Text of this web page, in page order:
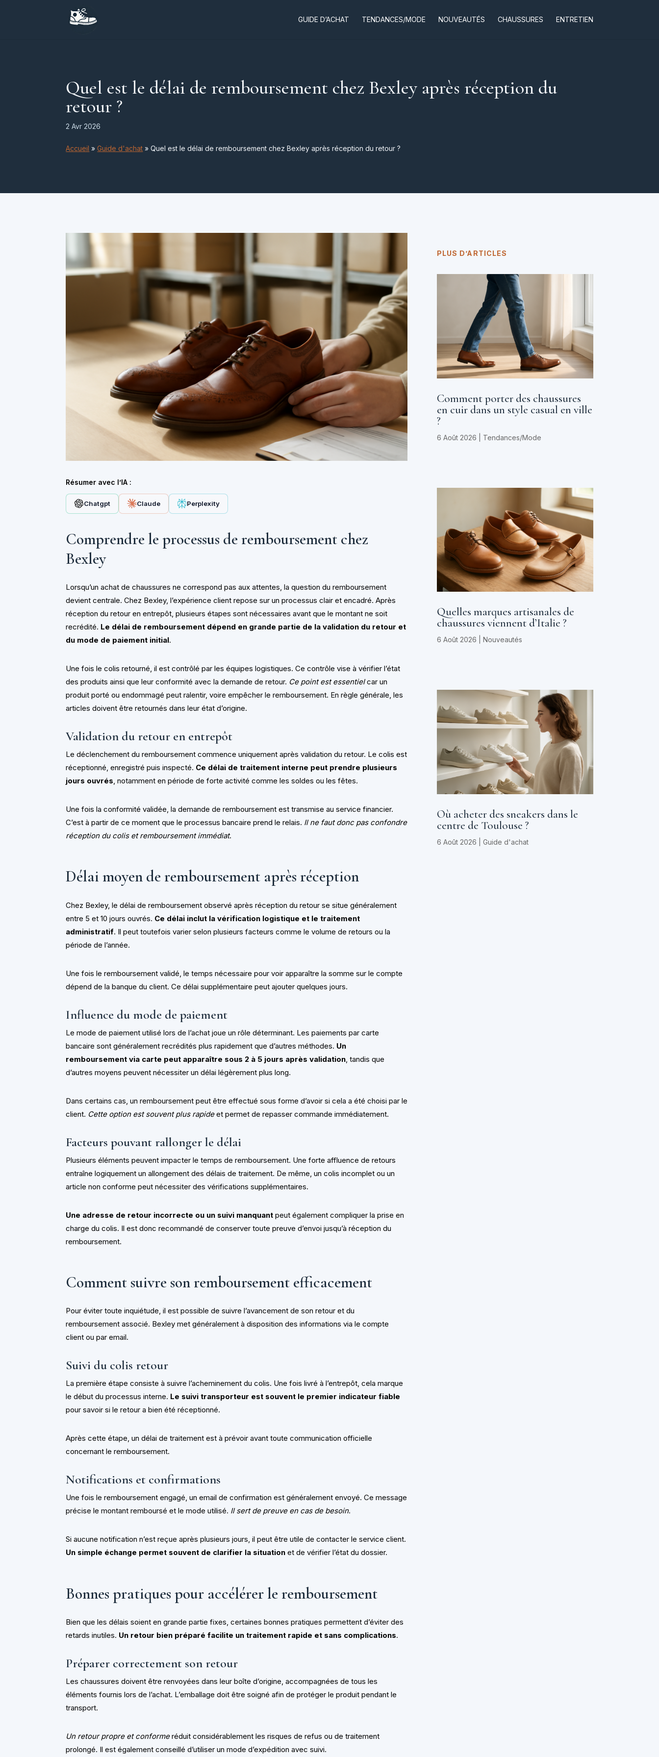
GUIDE D’ACHAT TENDANCES/MODE NOUVEAUTÉS CHAUSSURES ENTRETIEN
Quel est le délai de remboursement chez Bexley après réception du
retour ?
2 Avr 2026
Accueil »Guide d'achat »Quel est le délai de remboursement chez Bexley après réception du retour ?
Résumer avec l’IA :
Chatgpt Claude Perplexity
Comprendre le processus de remboursement chez
Bexley
Lorsqu’un achat de chaussures ne correspond pas aux attentes, la question du remboursement
devient centrale. Chez Bexley, l’expérience client repose sur un processus clair et encadré. Après
réception du retour en entrepôt, plusieurs étapes sont nécessaires avant que le montant ne soit
recrédité. Le délai de remboursement dépend en grande partie de la validation du retour et
du mode de paiement initial.
Une fois le colis retourné, il est contrôlé par les équipes logistiques. Ce contrôle vise à vérifier l’état
des produits ainsi que leur conformité avec la demande de retour. Ce point est essentielcar un
produit porté ou endommagé peut ralentir, voire empêcher le remboursement. En règle générale, les
articles doivent être retournés dans leur état d’origine.
Validation du retour en entrepôt
Le déclenchement du remboursement commence uniquement après validation du retour. Le colis est
réceptionné, enregistré puis inspecté. Ce délai de traitement interne peut prendre plusieurs
jours ouvrés, notamment en période de forte activité comme les soldes ou les fêtes.
Une fois la conformité validée, la demande de remboursement est transmise au service financier.
C’est à partir de ce moment que le processus bancaire prend le relais. Il ne faut donc pas confondre
réception du colis et remboursement immédiat.
Délai moyen de remboursement après réception
Chez Bexley, le délai de remboursement observé après réception du retour se situe généralement
entre 5 et 10 jours ouvrés. Ce délai inclut la vérification logistique et le traitement
administratif. Il peut toutefois varier selon plusieurs facteurs comme le volume de retours ou la
période de l’année.
Une fois le remboursement validé, le temps nécessaire pour voir apparaître la somme sur le compte
dépend de la banque du client. Ce délai supplémentaire peut ajouter quelques jours.
Influence du mode de paiement
Le mode de paiement utilisé lors de l’achat joue un rôle déterminant. Les paiements par carte
bancaire sont généralement recrédités plus rapidement que d’autres méthodes. Un
remboursement via carte peut apparaître sous 2 à 5 jours après validation , tandis que
d’autres moyens peuvent nécessiter un délai légèrement plus long.
Dans certains cas, un remboursement peut être effectué sous forme d’avoir si cela a été choisi par le
client. Cette option est souvent plus rapideet permet de repasser commande immédiatement.
Facteurs pouvant rallonger le délai
Plusieurs éléments peuvent impacter le temps de remboursement. Une forte affluence de retours
entraîne logiquement un allongement des délais de traitement. De même, un colis incomplet ou un
article non conforme peut nécessiter des vérifications supplémentaires.
Une adresse de retour incorrecte ou un suivi manquant peut également compliquer la prise en
charge du colis. Il est donc recommandé de conserver toute preuve d’envoi jusqu’à réception du
remboursement.
Comment suivre son remboursement efficacement
Pour éviter toute inquiétude, il est possible de suivre l’avancement de son retour et du
remboursement associé. Bexley met généralement à disposition des informations via le compte
client ou par email.
Suivi du colis retour
La première étape consiste à suivre l’acheminement du colis. Une fois livré à l’entrepôt, cela marque
le début du processus interne. Le suivi transporteur est souvent le premier indicateur fiable
pour savoir si le retour a bien été réceptionné.
Après cette étape, un délai de traitement est à prévoir avant toute communication officielle
concernant le remboursement.
Notifications et confirmations
Une fois le remboursement engagé, un email de confirmation est généralement envoyé. Ce message
précise le montant remboursé et le mode utilisé. Il sert de preuve en cas de besoin.
Si aucune notification n’est reçue après plusieurs jours, il peut être utile de contacter le service client.
Un simple échange permet souvent de clarifier la situation et de vérifier l’état du dossier.
Bonnes pratiques pour accélérer le remboursement
Bien que les délais soient en grande partie fixes, certaines bonnes pratiques permettent d’éviter des
retards inutiles. Un retour bien préparé facilite un traitement rapide et sans complications.
Préparer correctement son retour
Les chaussures doivent être renvoyées dans leur boîte d’origine, accompagnées de tous les
éléments fournis lors de l’achat. L’emballage doit être soigné afin de protéger le produit pendant le
transport.
Un retour propre et conformeréduit considérablement les risques de refus ou de traitement
prolongé. Il est également conseillé d’utiliser un mode d’expédition avec suivi.
PLUS D’ARTICLES
Comment porter des chaussures
en cuir dans un style casual en ville
?
6 Août 2026 Tendances/Mode
Quelles marques artisanales de
chaussures viennent d’Italie ?
6 Août 2026 Nouveautés
Où acheter des sneakers dans le
centre de Toulouse ?
6 Août 2026 Guide d'achat